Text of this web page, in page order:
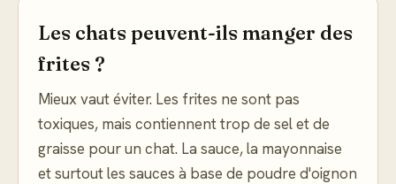
Les chats peuvent-ils manger des
frites ?
Mieux vaut éviter. Les frites ne sont pas
toxiques, mais contiennent trop de sel et de
graisse pour un chat. La sauce, la mayonnaise
et surtout les sauces à base de poudre d'oignon